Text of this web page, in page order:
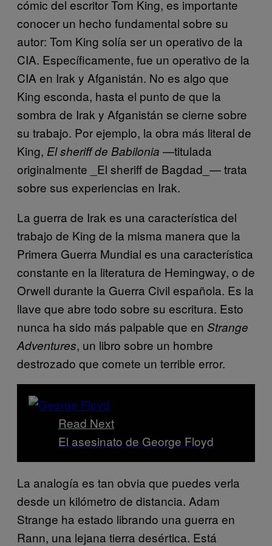
cómic del escritor Tom King, es importante
conocer un hecho fundamental sobre su
autor: Tom King solía ser un operativo de la
CIA. Específicamente, fue un operativo de la
CIA en Irak y Afganistán. No es algo que
King esconda, hasta el punto de que la
sombra de Irak y Afganistán se cierne sobre
su trabajo. Por ejemplo, la obra más literal de
King, El sheriff de Babilonia —titulada
originalmente _El sheriff de Bagdad_— trata
sobre sus experiencias en Irak.
La guerra de Irak es una característica del
trabajo de King de la misma manera que la
Primera Guerra Mundial es una característica
constante en la literatura de Hemingway, o de
Orwell durante la Guerra Civil española. Es la
llave que abre todo sobre su escritura. Esto
nunca ha sido más palpable que en Strange
Adventures, un libro sobre un hombre
destrozado que comete un terrible error.
Read Next
El asesinato de George Floyd
La analogía es tan obvia que puedes verla
desde un kilómetro de distancia. Adam
Strange ha estado librando una guerra en
Rann, una lejana tierra desértica. Está